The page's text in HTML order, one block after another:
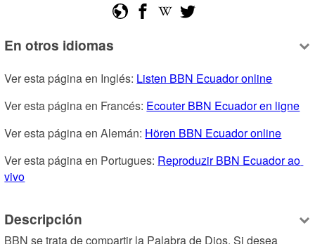
En otros idiomas
Ver esta página en Inglés: Listen BBN Ecuador online
Ver esta página en Francés: Ecouter BBN Ecuador en ligne
Ver esta página en Alemán: Hören BBN Ecuador online
Ver esta página en Portugues: Reproduzir BBN Ecuador ao
vivo
Descripción
BBN se trata de compartir la Palabra de Dios. Si desea